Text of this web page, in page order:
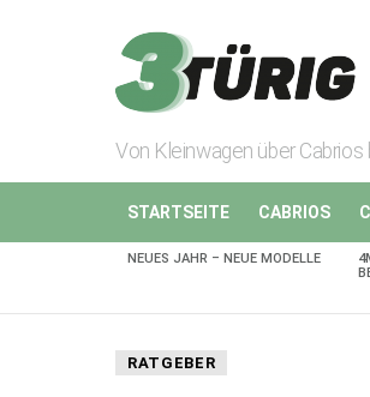
Von Kleinwagen über
STARTSEITE CABRIOS
AKTUELLES
NEUES JAHR – NEUE MODELLE
RATGEBER